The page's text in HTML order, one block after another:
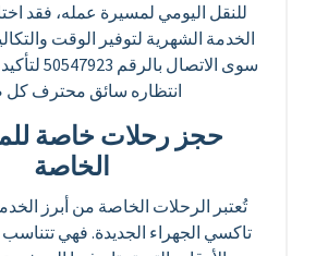
للنقل اليومي لمسيرة عمله، فقد
الخدمة الشهرية لتوفير الوقت
سوى الاتصال
انتظاره سائق محترف كل
حجز رحلات خاصة
الخاصة
تُعتبر الرحلات الخاصة من أبرز
تاكسي الجهراء الجديدة. فهي